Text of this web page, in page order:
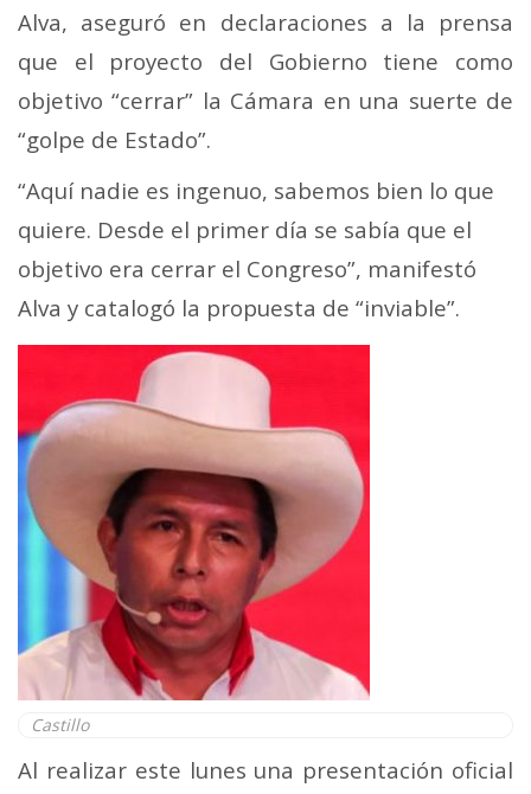
Alva, aseguró en declaraciones a la prensa
que el proyecto del Gobierno tiene como
objetivo “cerrar” la Cámara en una suerte de
“golpe de Estado”.
“Aquí nadie es ingenuo, sabemos bien lo que
quiere. Desde el primer día se sabía que el
objetivo era cerrar el Congreso”, manifestó
Alva y catalogó la propuesta de “inviable”.
Castillo
Al realizar este lunes una presentación oficial